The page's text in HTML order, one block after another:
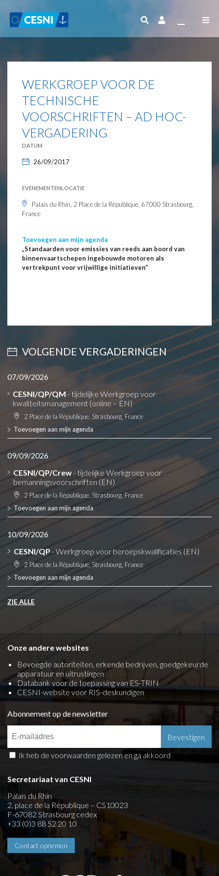
WERKGROEP VOOR DE
TECHNISCHE
VOORSCHRIFTEN – AD HOC-
VERGADERING
DATUM
26/09/2017
EVENEMENTENLOCATIE
Palais du Rhin, 2 Place de la République, 67000 Strasbourg,
France
Toevoegen aan mijn agenda
„Standaarden voor emissies van reeds aan boord van
binnenvaartschepen ingebouwde motoren als
vertrekpunt voor vrijwillige initiatieven”
VOLGENDE VERGADERINGEN
07/09/2026
CESNI/QP/QM - tijdelijke Werkgroep voor
kwaliteitsmanagement (online – EN)
2 Place de la République, Strasbourg, France
Toevoegen aan mijn agenda
09/09/2026
CESNI/QP/Crew- tijdelijke Werkgroep voor
bemanningsvoorschriften (EN)
2 Place de la République, Strasbourg, France
Toevoegen aan mijn agenda
10/09/2026
CESNI/QP - Werkgroep voor beroepskwalificaties (EN)
2 Place de la République, Strasbourg, France
Toevoegen aan mijn agenda
ZIE ALLE
Onze andere websites
Bevoegde autoriteiten, erkende bedrijven, goedgekeurde
apparatuur en uitrustingen
Databank voor de toepassing van ES-TRIN
CESNI-website voor RIS-deskundigen
Abonnement op de newsletter
Ik heb de voorwaarden gelezen en ga akkoord
Secretariaat van CESNI
Palais du Rhin
2, place de la République – CS10023
F-67082 Strasbourg cedex
+33 (0)3 88 52 20 10
Contact opnemen